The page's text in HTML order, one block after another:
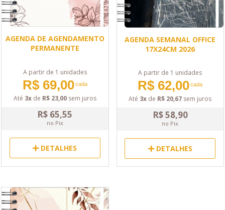
AGENDA DE AGENDAMENTO
PERMANENTE
A partir de 1 unidades
R$ 69,00cada
Até 3xde R$ 23,00sem juros
R$ 65,55
no Pix
DETALHES
AGENDA SEMANAL OFFICE
17X24CM 2026
A partir de 1 unidades
R$ 62,00cada
Até 3x de R$ 20,67 sem juros
R$ 58,90
no Pix
DETALHES